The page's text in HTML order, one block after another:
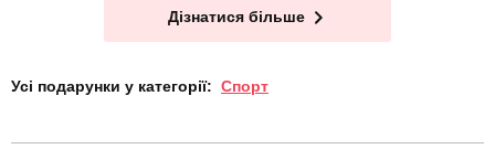
Дізнатися більше
Усі подарунки у категорії: Спорт